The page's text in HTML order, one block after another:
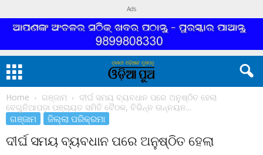
Ads
Home ଗଞ୍ଜାମ
ଦୀର୍ଘ ସମୟ ବ୍ୟବଧାନ ପରେ ଅନୁଷ୍ଠିତ ହେଲା
ବେଗୁନିଆପଡ଼ା ପଞ୍ଚାୟତ ସମିତି ବୈଠକ, ବିଭିନ୍ନ ଉନ୍ନୟନ...
ଗଞ୍ଜାମ ଜିଲ୍ଲା ପରିକ୍ରମା
ଦୀର୍ଘ ସମୟ ବ୍ୟବଧାନ ପରେ ଅନୁଷ୍ଠିତ ହେଲା